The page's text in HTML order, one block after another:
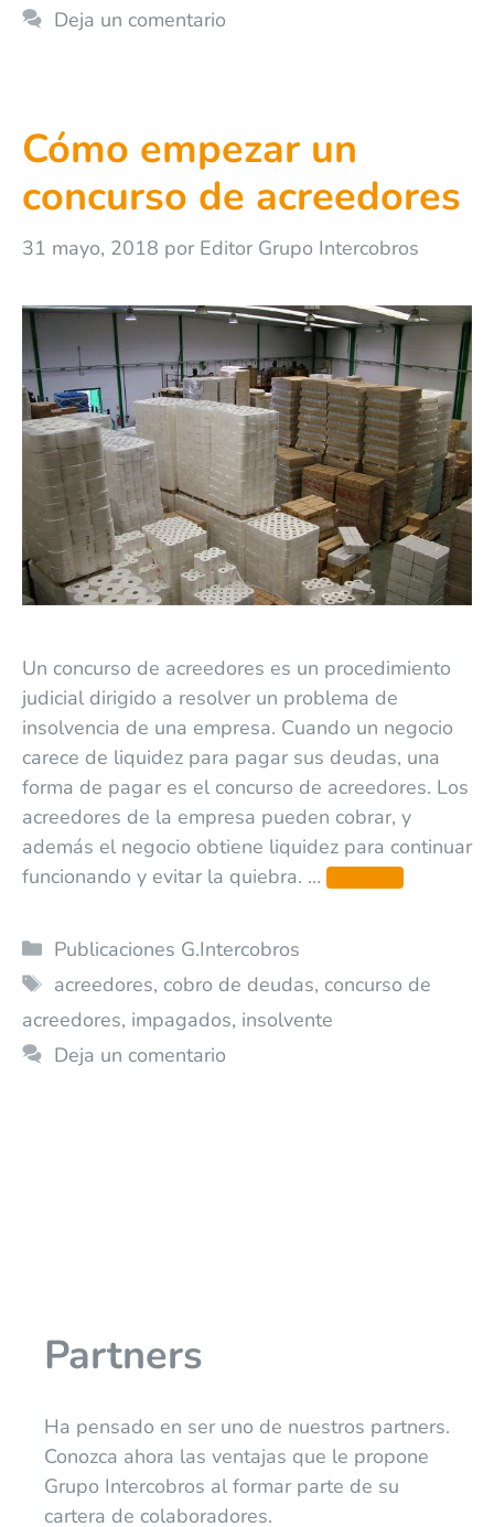
Deja un comentario
Cómo empezar un
concurso de acreedores
31 mayo, 2018 por Editor Grupo Intercobros
Un concurso de acreedores es un procedimiento
judicial dirigido a resolver un problema de
insolvencia de una empresa. Cuando un negocio
carece de liquidez para pagar sus deudas, una
forma de pagar es el concurso de acreedores. Los
acreedores de la empresa pueden cobrar, y
además el negocio obtiene liquidez para continuar
funcionando y evitar la quiebra. … Leer más
Publicaciones G.Intercobros
acreedores, cobro de deudas, concurso de
acreedores, impagados, insolvente
Deja un comentario
Partners
Ha pensado en ser uno de nuestros partners.
Conozca ahora las ventajas que le propone
Grupo Intercobros al formar parte de su
cartera de colaboradores.